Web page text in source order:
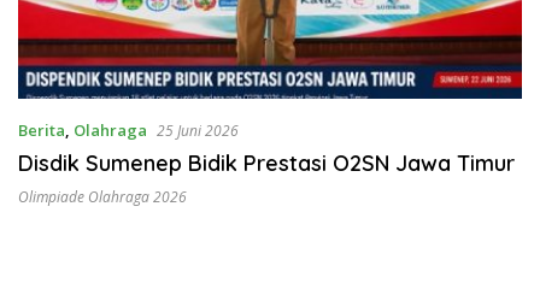
Berita, Olahraga 25 Juni 2026
Disdik Sumenep Bidik Prestasi O2SN Jawa Timur
Olimpiade Olahraga 2026